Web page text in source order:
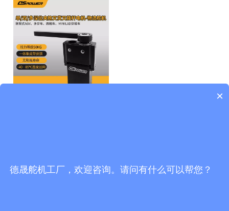
联系方式
×
德晟舵机工厂，欢迎咨询。请问有什么可以帮您？